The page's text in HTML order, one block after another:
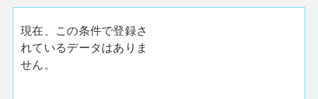
現在、この条件で登録さ
れているデータはありま
せん。